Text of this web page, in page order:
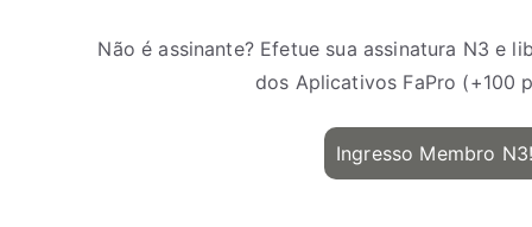
Não é assinante? Efetue sua assinatura N3 e
dos Aplicativos FaPro (+100
Ingresso Membro